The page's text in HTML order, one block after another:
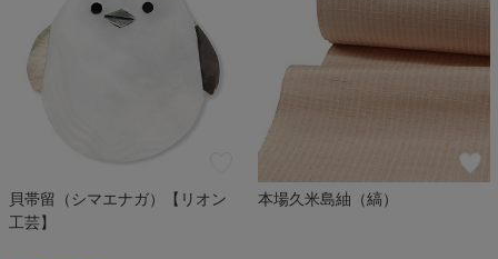
貝帯留（シマエナガ）【リオン
工芸】
本場久米島紬（縞）